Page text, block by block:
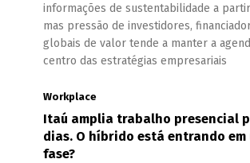
informações de sustentabilidade a
mas pressão de investidores,
globais de valor tende a manter a
centro das estratégias empresariais
Workplace
Itaú amplia trabalho presencial
dias. O híbrido está entrando em
fase?